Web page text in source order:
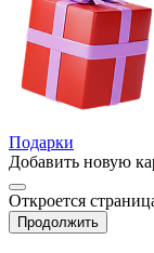
Подарки
Добавить новую
Откроется
Продолжить